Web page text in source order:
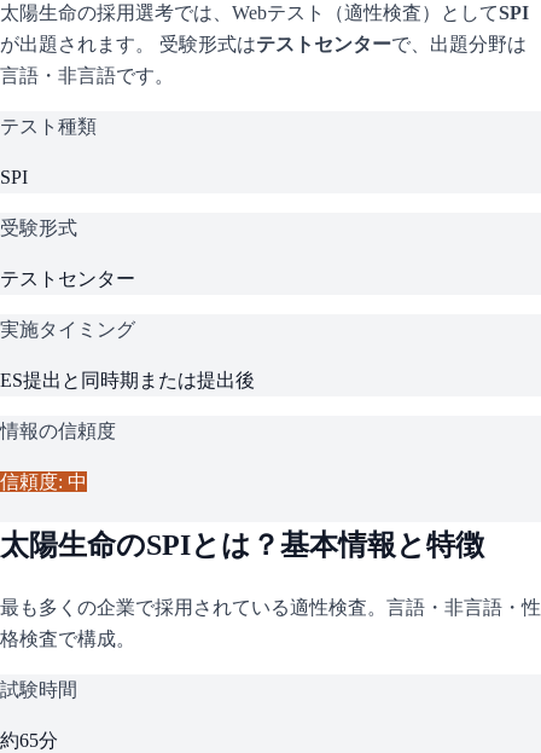
太陽生命の採用選考では、Webテスト（適性検査）としてSPI
が出題されます。 受験形式はテストセンターで、 出題分野は
言語・非言語です。
テスト種類
SPI
受験形式
テストセンター
実施タイミング
ES提出と同時期または提出後
情報の信頼度
信頼度: 中
太陽生命のSPIとは？基本情報と特徴
最も多くの企業で採用されている適性検査。言語・非言語・性
格検査で構成。
試験時間
約65分